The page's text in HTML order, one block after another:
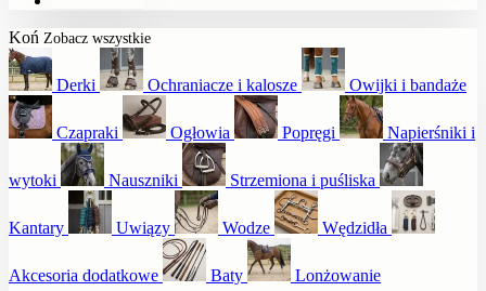
Koń Zobacz wszystkie
Derki Ochraniacze i kalosze Owijki i bandaże
Czapraki Ogłowia Popręgi Napierśniki i
wytoki Nauszniki Strzemiona i puśliska
Kantary Uwiązy Wodze Wędzidła
Akcesoria dodatkowe Baty
Lonżowanie